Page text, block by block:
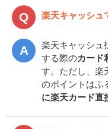
楽天キャッシュ
楽天キャッシュ
する際のカード
す。ただし、楽
のポイントはふ
に楽天カード直